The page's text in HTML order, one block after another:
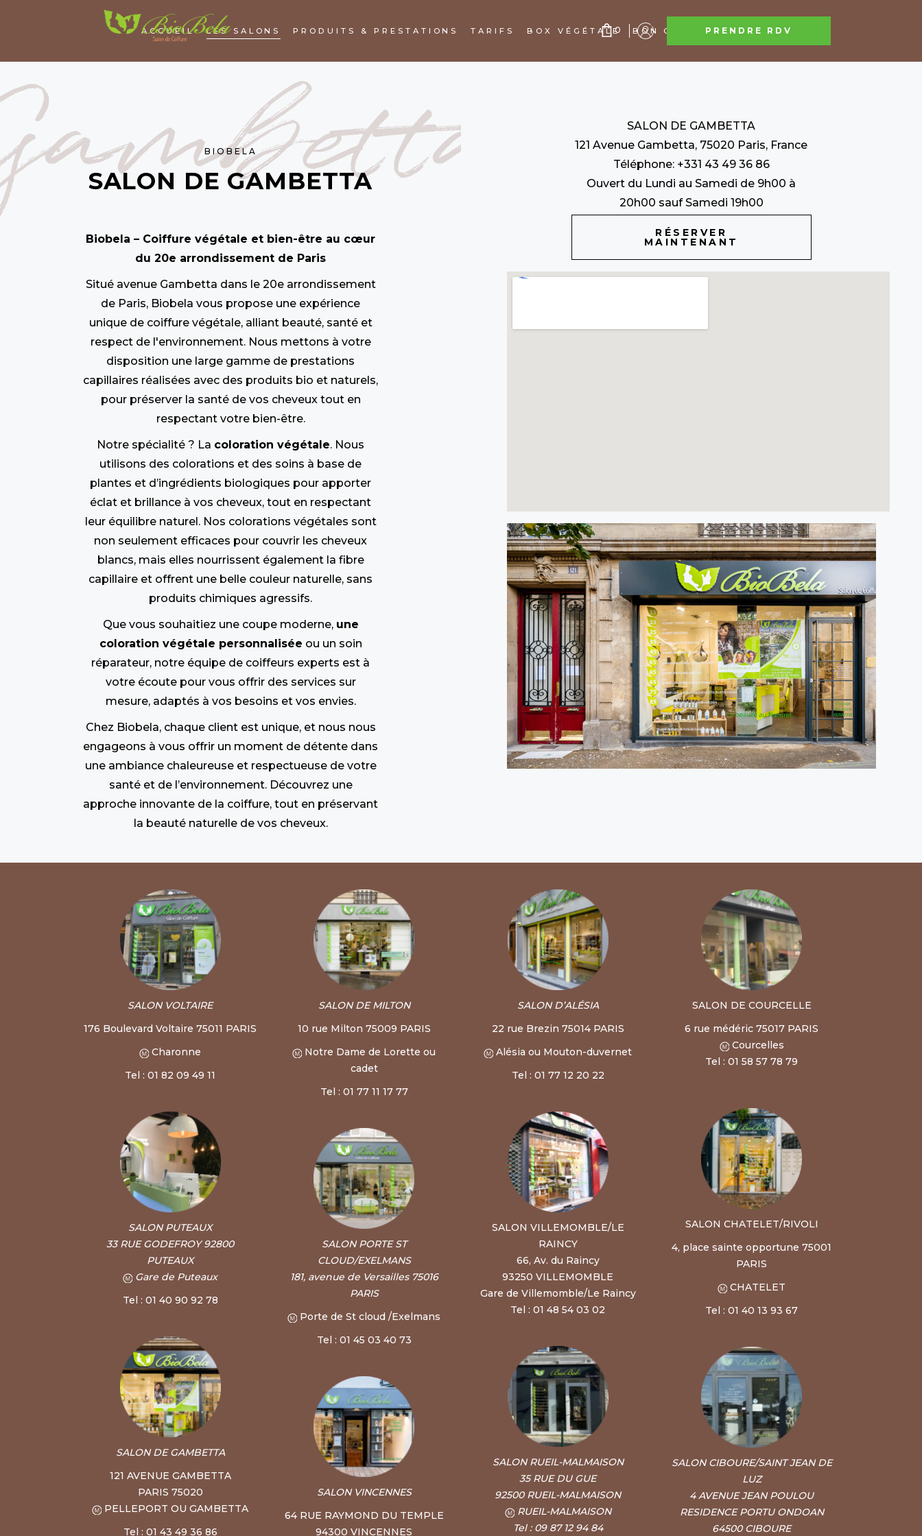
ACCUEIL LES SALONS PRODUITS & PRESTATIONS TARIFS BOX VÉGÉTALE BON CADEAU CONTACT
0 PRENDRE RDV
BIOBELA
SALON DE GAMBETTA
Biobela – Coiffure végétale et bien-être au cœur
du 20e arrondissement de Paris
Situé avenue Gambetta dans le 20e arrondissement
de Paris, Biobela vous propose une expérience
unique de coiffure végétale, alliant beauté, santé et
respect de l'environnement. Nous mettons à votre
disposition une large gamme de prestations
capillaires réalisées avec des produits bio et naturels,
pour préserver la santé de vos cheveux tout en
respectant votre bien-être.
Notre spécialité ? La coloration végétale. Nous
utilisons des colorations et des soins à base de
plantes et d’ingrédients biologiques pour apporter
éclat et brillance à vos cheveux, tout en respectant
leur équilibre naturel. Nos colorations végétales sont
non seulement efficaces pour couvrir les cheveux
blancs, mais elles nourrissent également la fibre
capillaire et offrent une belle couleur naturelle, sans
produits chimiques agressifs.
Que vous souhaitiez une coupe moderne, une
coloration végétale personnalisée ou un soin
réparateur, notre équipe de coiffeurs experts est à
votre écoute pour vous offrir des services sur
mesure, adaptés à vos besoins et vos envies.
Chez Biobela, chaque client est unique, et nous nous
engageons à vous offrir un moment de détente dans
une ambiance chaleureuse et respectueuse de votre
santé et de l’environnement. Découvrez une
approche innovante de la coiffure, tout en préservant
la beauté naturelle de vos cheveux.
SALON DE GAMBETTA
121 Avenue Gambetta, 75020 Paris, France
Téléphone: +331 43 49 36 86
Ouvert du Lundi au Samedi de 9h00 à
20h00 sauf Samedi 19h00
RÉSERVER
MAINTENANT
SALON VOLTAIRE
176 Boulevard Voltaire 75011 PARIS
Charonne
Tel : 01 82 09 49 11
SALON PUTEAUX
33 RUE GODEFROY 92800
PUTEAUX
Gare de Puteaux
Tel : 01 40 90 92 78
SALON DE GAMBETTA
121 AVENUE GAMBETTA
PARIS 75020
PELLEPORT OU GAMBETTA
Tel : 01 43 49 36 86
SALON DE MILTON
10 rue Milton 75009 PARIS
Notre Dame de Lorette ou
cadet
Tel : 01 77 11 17 77
SALON PORTE ST
CLOUD/EXELMANS
181, avenue de Versailles 75016
PARIS
Porte de St cloud /Exelmans
Tel : 01 45 03 40 73
SALON VINCENNES
64 RUE RAYMOND DU TEMPLE
94300 VINCENNES
SALON D’ALÉSIA
22 rue Brezin 75014 PARIS
Alésia ou Mouton-duvernet
Tel : 01 77 12 20 22
SALON VILLEMOMBLE/LE
RAINCY
66, Av. du Raincy
93250 VILLEMOMBLE
Gare de Villemomble/Le Raincy
Tel : 01 48 54 03 02
SALON RUEIL-MALMAISON
35 RUE DU GUE
92500 RUEIL-MALMAISON
RUEIL-MALMAISON
Tel : 09 87 12 94 84
SALON DE COURCELLE
6 rue médéric 75017 PARIS
Courcelles
Tel : 01 58 57 78 79
SALON CHATELET/RIVOLI
4, place sainte opportune 75001
PARIS
CHATELET
Tel : 01 40 13 93 67
SALON CIBOURE/SAINT JEAN DE
LUZ
4 AVENUE JEAN POULOU
RESIDENCE PORTU ONDOAN
64500 CIBOURE